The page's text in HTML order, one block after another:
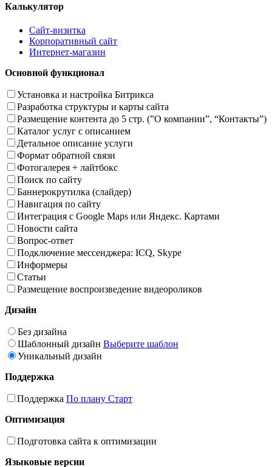
Калькулятор
Сайт-визитка
Корпоративный сайт
Интернет-магазин
Основной функционал
Установка и настройка Битрикса
Разработка структуры и карты сайта
Размещение контента до 5 стр. (”О компании”, “Контакты”)
Каталог услуг с описанием
Детальное описание услуги
Формат обратной связи
Фотогалерея + лайтбокс
Поиск по сайту
Баннерокрутилка (слайдер)
Навигация по сайту
Интеграция с Google Maps или Яндекс. Картами
Новости сайта
Вопрос-ответ
Подключение мессенджера: ICQ, Skype
Информеры
Статьи
Размещение воспроизведение видеороликов
Дизайн
Без дизайна
Шаблонный дизайн Выберите шаблон
Уникальный дизайн
Поддержка
Поддержка По плану Старт
Оптимизация
Подготовка сайта к оптимизации
Языковые версии